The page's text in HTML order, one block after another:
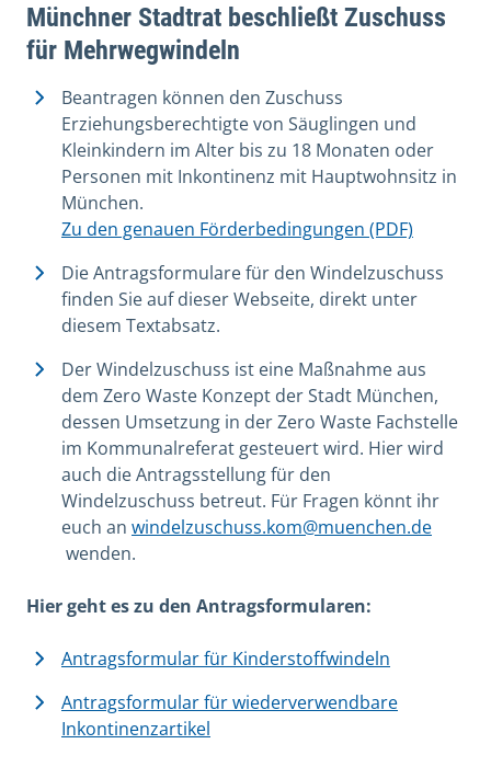
Münchner Stadtrat beschließt Zuschuss
für Mehrwegwindeln
Beantragen können den Zuschuss
Erziehungsberechtigte von Säuglingen und
Kleinkindern im Alter bis zu 18 Monaten oder
Personen mit Inkontinenz mit Hauptwohnsitz in
München.
Zu den genauen Förderbedingungen (PDF)
Die Antragsformulare für den Windelzuschuss
finden Sie auf dieser Webseite, direkt unter
diesem Textabsatz.
Der Windelzuschuss ist eine Maßnahme aus
dem Zero Waste Konzept der Stadt München,
dessen Umsetzung in der Zero Waste Fachstelle
im Kommunalreferat gesteuert wird. Hier wird
auch die Antragsstellung für den
Windelzuschuss betreut. Für Fragen könnt ihr
euch an windelzuschuss.kom@muenchen.de
wenden.
Hier geht es zu den Antragsformularen:
Antragsformular für Kinderstoffwindeln
Antragsformular für wiederverwendbare
Inkontinenzartikel